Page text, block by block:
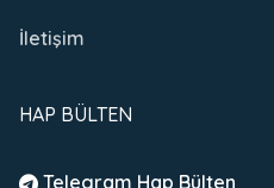
İletişim
HAP BÜLTEN
Telegram Hap Bülten